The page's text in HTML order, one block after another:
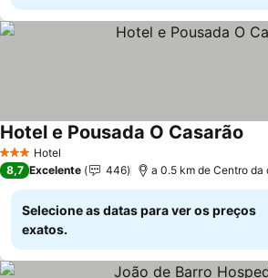
3 EstrelasHotel
Hotel e Pousada O Casarão
8,7 Excelente 446 a 0.5 km de Centro da
Selecione as datas para ver os preços
exatos.